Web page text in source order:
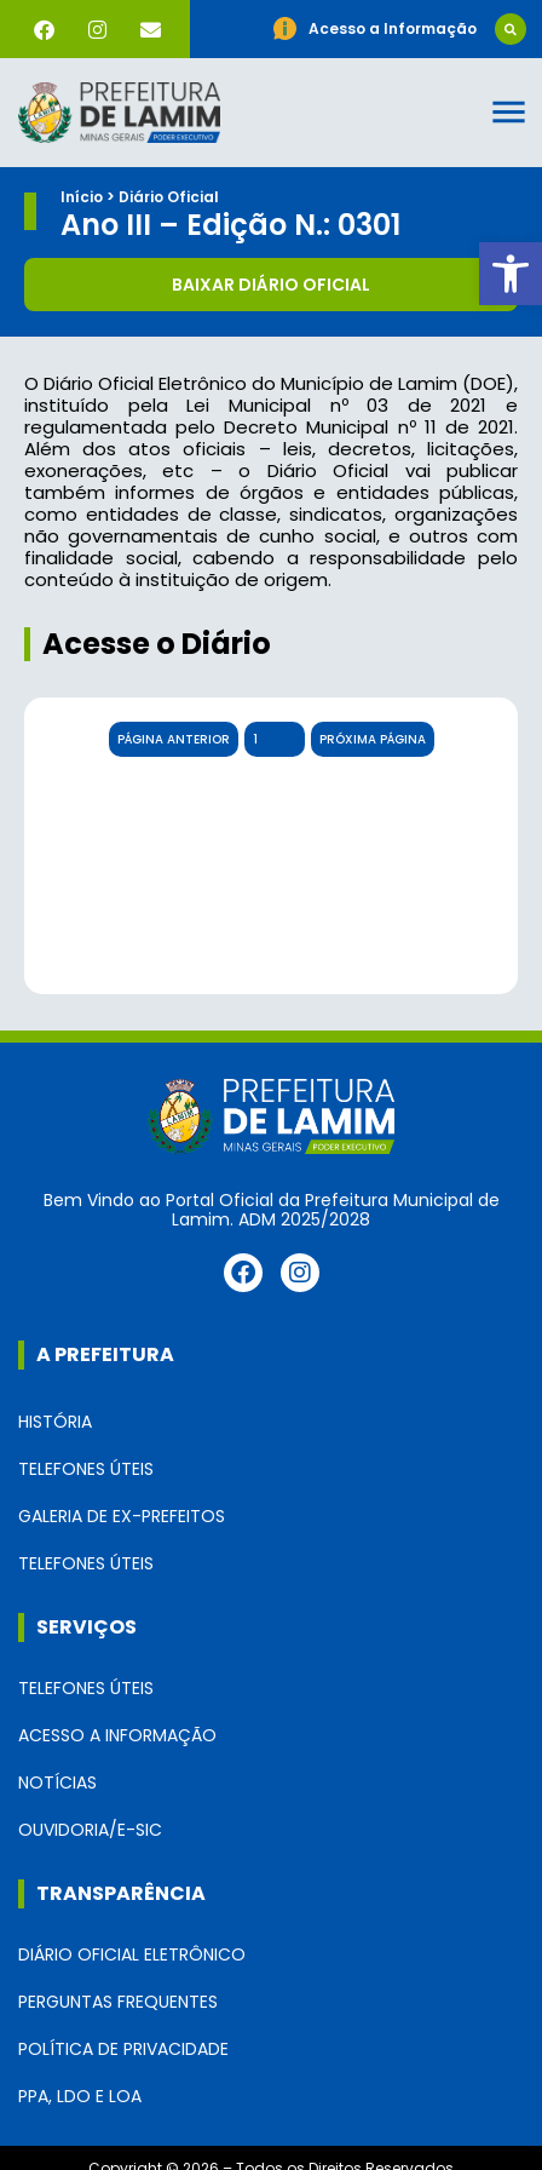
Acesso a Informação
Início > Diário Oficial
Ano III – Edição N.: 0301
BAIXAR DIÁRIO OFICIAL
O Diário Oficial Eletrônico do Município de Lamim (DOE),
instituído pela Lei Municipal nº 03 de 2021 e
regulamentada pelo Decreto Municipal nº 11 de 2021.
Além dos atos oficiais – leis, decretos, licitações,
exonerações, etc – o Diário Oficial vai publicar
também informes de órgãos e entidades públicas,
como entidades de classe, sindicatos, organizações
não governamentais de cunho social, e outros com
finalidade social, cabendo a responsabilidade pelo
conteúdo à instituição de origem.
Acesse o Diário
PÁGINA ANTERIOR PRÓXIMA PÁGINA
Bem Vindo ao Portal Oficial da Prefeitura Municipal de
Lamim. ADM 2025/2028
A PREFEITURA
HISTÓRIA
TELEFONES ÚTEIS
GALERIA DE EX-PREFEITOS
TELEFONES ÚTEIS
SERVIÇOS
TELEFONES ÚTEIS
ACESSO A INFORMAÇÃO
NOTÍCIAS
OUVIDORIA/E-SIC
TRANSPARÊNCIA
DIÁRIO OFICIAL ELETRÔNICO
PERGUNTAS FREQUENTES
POLÍTICA DE PRIVACIDADE
PPA, LDO E LOA